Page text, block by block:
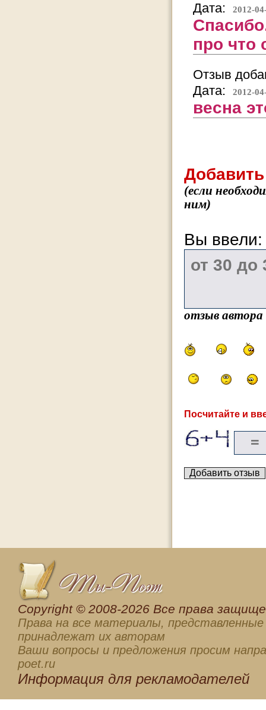
Дата:
2012-
про что
Отзыв
Дата:
2012-
весна
(если
ним)
Вы
отзыв
Посчитайте и
Сopyright © 2008-2026 Все права
Права на все материалы, представленные
принадлежат их авторам
Ваши вопросы и предложения просим
poet.ru
Информация для рекламодателей